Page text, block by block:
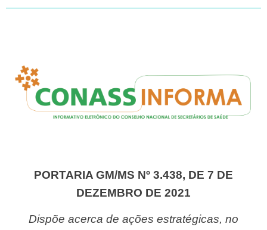
PORTARIA GM/MS Nº 3.438, DE 7 DE
DEZEMBRO DE 2021
Dispõe acerca de ações estratégicas, no